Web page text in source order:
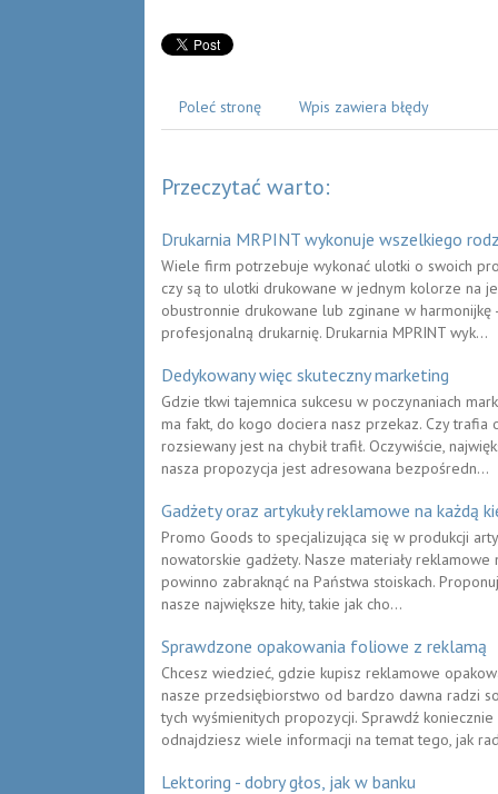
Poleć stronę Wpis zawiera błędy
Przeczytać warto:
Drukarnia MRPINT wykonuje wszelkiego
Wiele firm potrzebuje wykonać ulotki o swoich
czy są to ulotki drukowane w jednym kolorze na
obustronnie drukowane lub zginane w
profesjonalną drukarnię. Drukarnia MPRINT wyk...
Dedykowany więc skuteczny marketing
Gdzie tkwi tajemnica sukcesu w poczynaniach
ma fakt, do kogo dociera nasz przekaz. Czy trafia
rozsiewany jest na chybił trafił. Oczywiście,
nasza propozycja jest adresowana bezpośredn...
Gadżety oraz artykuły reklamowe na każdą
Promo Goods to specjalizująca się w produkcji
nowatorskie gadżety. Nasze materiały
powinno zabraknąć na Państwa stoiskach.
nasze największe hity, takie jak cho...
Sprawdzone opakowania foliowe z reklamą
Chcesz wiedzieć, gdzie kupisz reklamowe
nasze przedsiębiorstwo od bardzo dawna radzi
tych wyśmienitych propozycji. Sprawdź
odnajdziesz wiele informacji na temat tego, jak
Lektoring - dobry głos, jak w banku